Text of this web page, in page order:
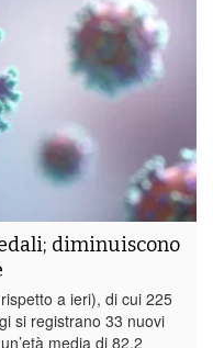
diminuiscono
a ieri), di cui 225
si registrano 33 nuovi
media di 82,2